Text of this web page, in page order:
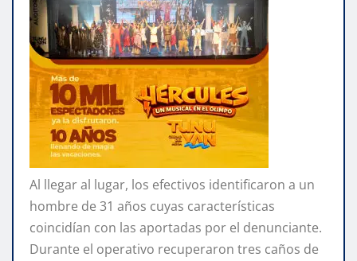
Al llegar al lugar, los efectivos identificaron a un
hombre de 31 años cuyas características
coincidían con las aportadas por el denunciante.
Durante el operativo recuperaron tres caños de